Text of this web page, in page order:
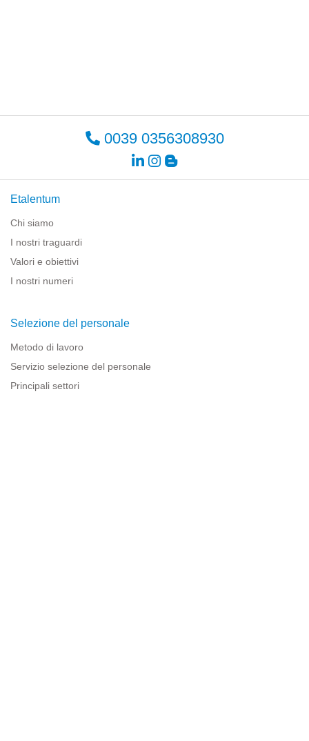
0039 0356308930
Etalentum
Chi siamo
I nostri traguardi
Valori e obiettivi
I nostri numeri
Selezione del personale
Metodo di lavoro
Servizio selezione del personale
Principali settori